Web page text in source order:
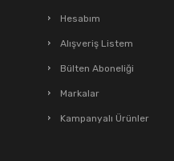
Hesabım
Alışveriş Listem
Bülten Aboneliği
Markalar
Kampanyalı Ürünler